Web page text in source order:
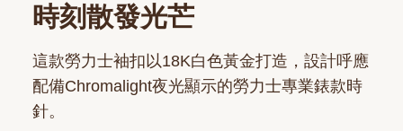
時刻散發光芒
這款勞力士袖扣以18K白色黃金打造，設計呼應
配備Chromalight夜光顯示的勞力士專業錶款時
針。